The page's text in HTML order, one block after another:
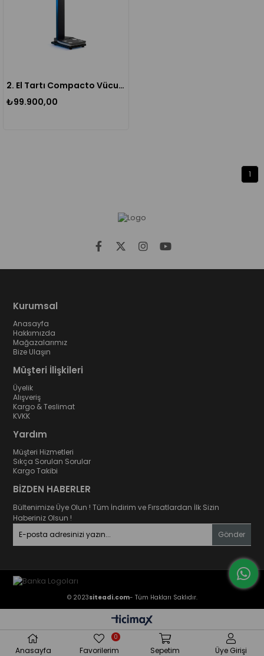
2. El Tartı Compacto Vücut Analiz Tartısı- Adaptörlü
₺99.900,00
1
Kurumsal
Anasayfa
Hakkımızda
Mağazalarımız
Bize Ulaşın
Müşteri İlişkileri
Üyelik
Alışveriş
Kargo & Teslimat
KVKK
Yardım
Müşteri Hizmetleri
Sıkça Sorulan Sorular
Kargo Takibi
BİZDEN HABERLER
Bültenimize Üye Olun ! Tüm İndirim ve Fırsatlardan İlk Sizin
Haberiniz Olsun !
Gönder
© 2023siteadi.com- Tüm Hakları Saklıdır.
Anasayfa Favorilerim
0
Sepetim Üye Girişi